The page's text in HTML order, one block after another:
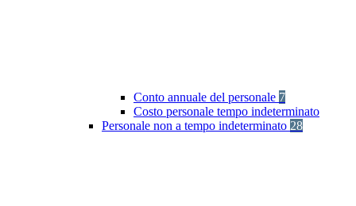
Conto annuale del personale 7
Costo personale tempo indeterminato
Personale non a tempo indeterminato 28